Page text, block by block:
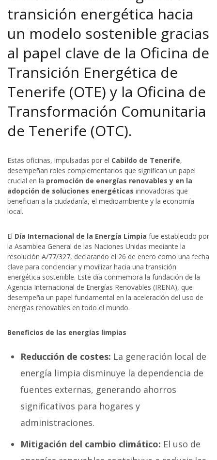
transición energética hacia
un modelo sostenible gracias
al papel clave de la Oficina de
Transición Energética de
Tenerife (OTE) y la Oficina de
Transformación Comunitaria
de Tenerife (OTC).
Estas oficinas, impulsadas por el Cabildo de Tenerife,
desempeñan roles complementarios que significan un papel
crucial en la promoción de energías renovables y en la
adopción de soluciones energéticas innovadoras que
benefician a la ciudadanía, el medioambiente y la economía
local.
El Día Internacional de la Energía Limpia fue establecido por
la Asamblea General de las Naciones Unidas mediante la
resolución A/77/327, declarando el 26 de enero como una fecha
clave para concienciar y movilizar hacia una transición
energética sostenible. Este día conmemora la fundación de la
Agencia Internacional de Energías Renovables (IRENA), que
desempeña un papel fundamental en la aceleración del uso de
energías renovables en todo el mundo.
Beneficios de las energías limpias
Reducción de costes: La generación local de
energía limpia disminuye la dependencia de
fuentes externas, generando ahorros
significativos para hogares y
administraciones.
Mitigación del cambio climático: El uso de